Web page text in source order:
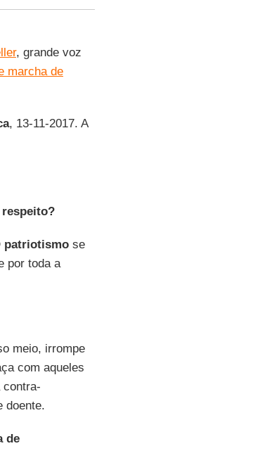
, grande voz
marcha de
, 13-11-2017. A
patriotismose
por toda a
meio, irrompe
com aqueles
doente.
de